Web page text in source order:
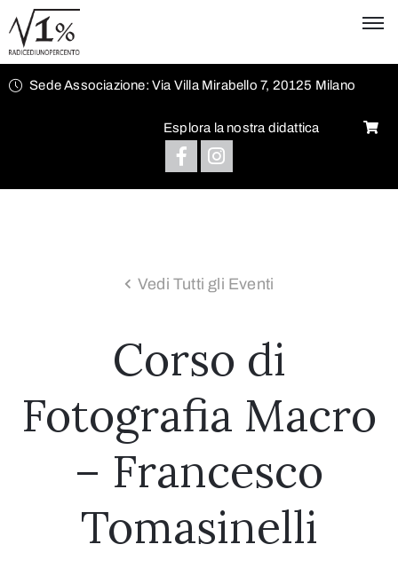
Sede Associazione: Via Villa Mirabello 7, 20125 Milano
Esplora la nostra didattica
Vedi Tutti gli Eventi
Corso di
Fotografia Macro
– Francesco
Tomasinelli